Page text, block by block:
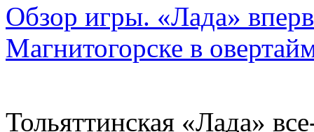
Обзор игры. «Лада»
Магнитогорске в
Тольяттинская «Лада»